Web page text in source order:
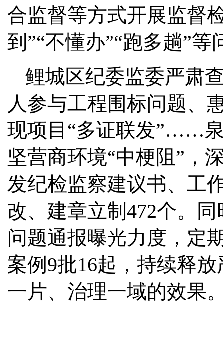
合监督等方式开展监督
到”“不懂办”“跑多趟”等
鲤城区纪委监委严肃
人参与工程围标问题、
现项目“多证联发”……
坚营商环境“中梗阻”，
发纪检监察建议书、工
改、建章立制472个。
问题通报曝光力度，定
案例9批16起，持续释
一片、治理一域的效果